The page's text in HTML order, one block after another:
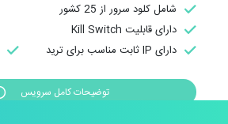
شامل کلود سرور از 25 کشور
دارای قابلیت Kill Switch
دارای IP ثابت مناسب برای ترید
توضیحات کامل سرویس